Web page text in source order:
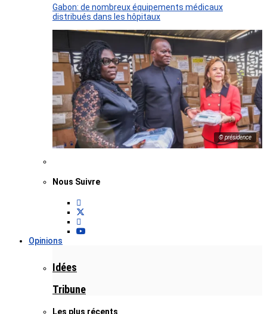
Gabon: de nombreux équipements médicaux
distribués dans les hôpitaux
© présidence
Nous Suivre
Opinions
Idées
Tribune
Les plus récents